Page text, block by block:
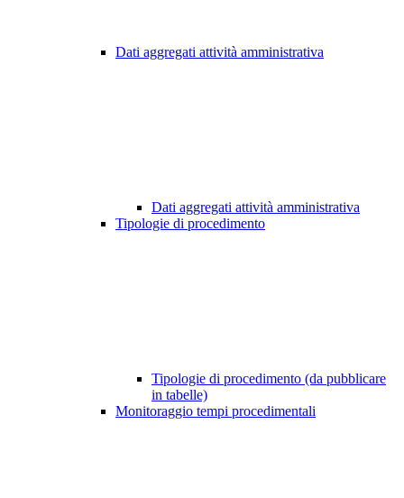
Dati aggregati attività amministrativa
Dati aggregati attività amministrativa
Tipologie di procedimento
Tipologie di procedimento (da pubblicare
in tabelle)
Monitoraggio tempi procedimentali